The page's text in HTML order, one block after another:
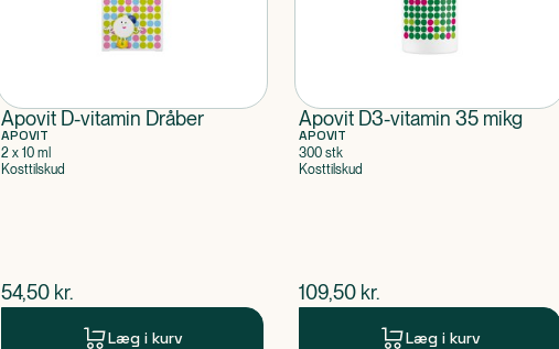
Apovit D-vitamin Dråber
APOVIT
2 x 10 ml
Kosttilskud
$nuværende pris
54,50 kr.
Læg i kurv
Apovit D3-vitamin 35 mikg
APOVIT
300 stk
Kosttilskud
$nuværende pris
109,50 kr.
Læg i kurv